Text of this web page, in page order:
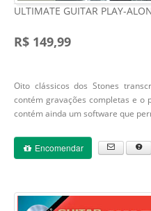
ULTIMATE GUITAR PLAY-
R$ 149,99
Oito clássicos dos Stones
contém gravações completas e o
contém ainda um software que
Encomendar